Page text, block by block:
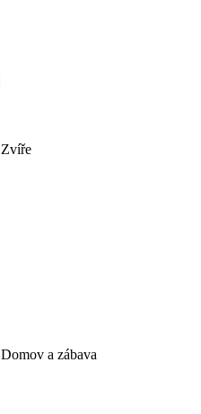
Zvíře
Domov a zábava